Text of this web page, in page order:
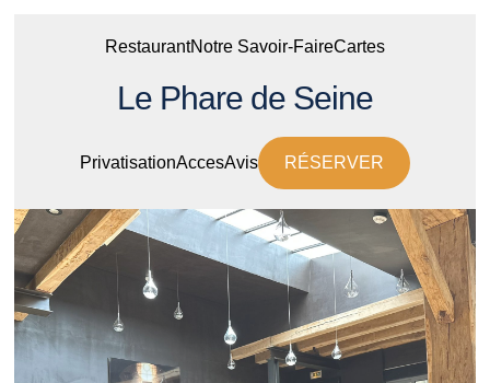
RestaurantNotre Savoir-FaireCartes
Le Phare de Seine
PrivatisationAccesAvis RÉSERVER